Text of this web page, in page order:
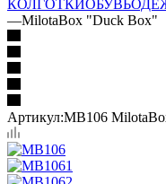
КОЛГОТКИОБУВЬ
—MilotaBox "Duck Box"
Артикул:MB106